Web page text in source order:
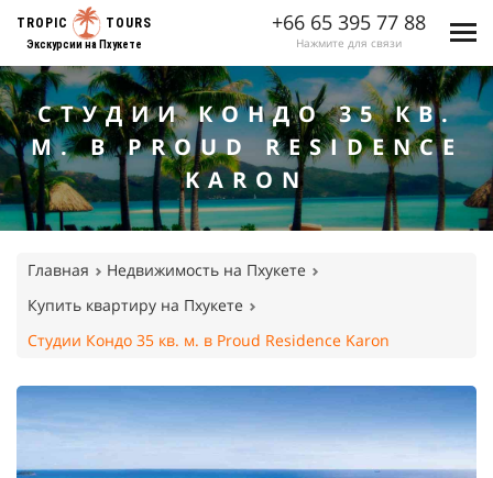
TROPIC TOURS
Экскурсии на Пхукете
+66 65 395 77 88
Нажмите для связи
СТУДИИ КОНДО 35 КВ.
М. В PROUD RESIDENCE
KARON
Главная
Недвижимость на Пхукете
Купить квартиру на Пхукете
Студии Кондо 35 кв. м. в Proud Residence Karon